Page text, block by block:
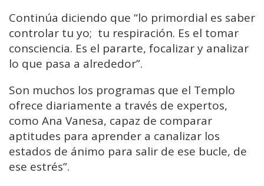
Continúa diciendo que “lo primordial es saber
controlar tu yo; tu respiración. Es el tomar
consciencia. Es el pararte, focalizar y analizar
lo que pasa a alrededor”.
Son muchos los programas que el Templo
ofrece diariamente a través de expertos,
como Ana Vanesa, capaz de comparar
aptitudes para aprender a canalizar los
estados de ánimo para salir de ese bucle, de
ese estrés”.